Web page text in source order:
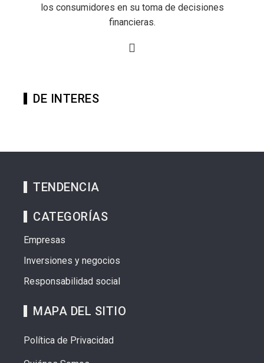
los consumidores en su toma de decisiones
financieras.
DE INTERES
TENDENCIA
CATEGORÍAS
Empresas
Inversiones y negocios
Responsabilidad social
MAPA DEL SITIO
Política de Privacidad